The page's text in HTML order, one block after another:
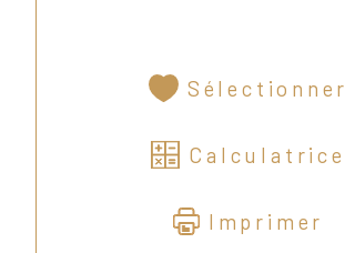
Aucuns travaux à prévoir !
Sélectionner
Calculatrice
Imprimer